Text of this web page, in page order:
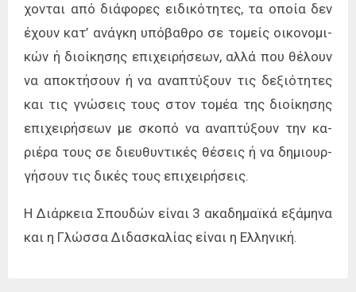
χο­νται από διά­φο­ρες ει­δι­κό­τη­τες, τα οποία δεν
έχουν κατ’ ανά­γκη υπό­βα­θρο σε το­μείς οι­κο­νο­μι­
κών ή διοί­κη­σης επι­χει­ρή­σε­ων, αλλά που θέ­λουν
να απο­κτή­σουν ή να ανα­πτύ­ξουν τις δε­ξιό­τη­τες
και τις γνώ­σεις τους στον το­μέα της διοί­κη­σης
επι­χει­ρή­σε­ων με σκο­πό να ανα­πτύ­ξουν την κα­
ριέ­ρα τους σε διευ­θυ­ντι­κές θέ­σεις ή να δη­μιουρ­
γή­σουν τις δι­κές τους επι­χει­ρή­σεις.
Η Διάρ­κεια Σπου­δών εί­ναι 3 ακα­δη­μαϊ­κά εξά­μη­να
και η Γλώσ­σα Διδα­σκα­λί­ας εί­ναι η Ελλη­νι­κή.